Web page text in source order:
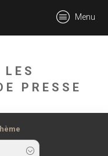
Menu
PRESSE